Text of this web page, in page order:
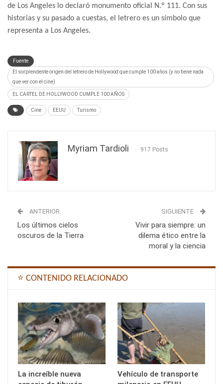
de Los Angeles lo declaró monumento oficial N.º 111. Con sus
historias y su pasado a cuestas, el letrero es un símbolo que
representa a Los Angeles.
Fuente
El sorprendente origen del letrero de Hollywood que cumple 100 años (y no tiene nada
que ver con el cine)
EL CARTEL DE HOLLYWOOD CUMPLE 100 AÑOS
Cine EEUU Turismo
Myriam Tardioli 917 Posts
ANTERIOR
Los últimos cielos
oscuros de la Tierra
SIGUIENTE
Vivir para siempre: un
dilema ético entre la
moral y la ciencia
⭐ CONTENIDO RELACIONADO
La increíble nueva
Vehículo de transporte